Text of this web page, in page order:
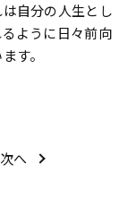
自分の人生とし
ように日々前向
す。
次へ